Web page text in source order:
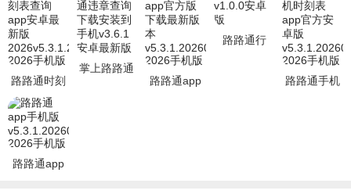
路路通时刻
表查询app
安卓最新版
2026v5.3.1.
掌上路路通
路路通app
路路通行
路路通手机
路路通app